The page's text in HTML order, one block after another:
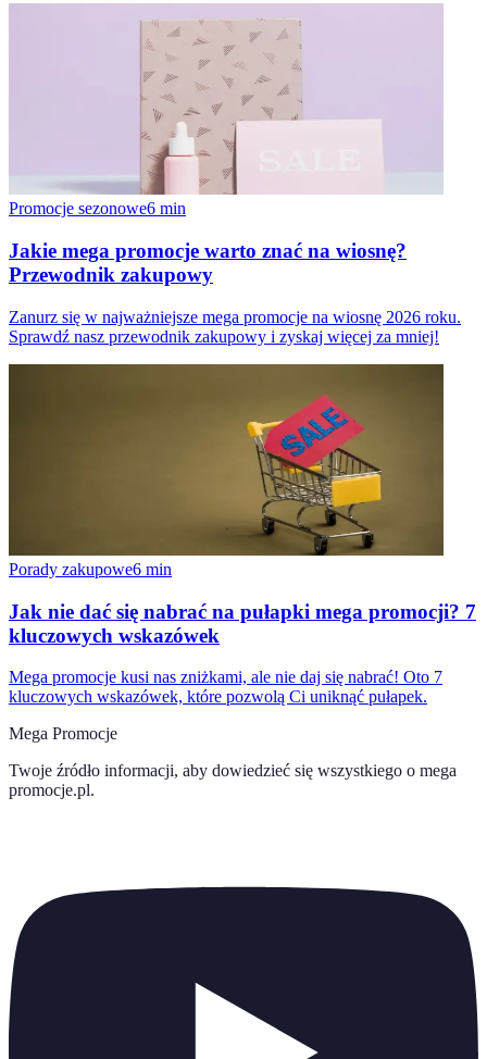
Promocje sezonowe6 min
Jakie mega promocje warto znać na wiosnę?
Przewodnik zakupowy
Zanurz się w najważniejsze mega promocje na wiosnę 2026 roku.
Sprawdź nasz przewodnik zakupowy i zyskaj więcej za mniej!
Porady zakupowe6 min
Jak nie dać się nabrać na pułapki mega promocji? 7
kluczowych wskazówek
Mega promocje kusi nas zniżkami, ale nie daj się nabrać! Oto 7
kluczowych wskazówek, które pozwolą Ci uniknąć pułapek.
Mega Promocje
Twoje źródło informacji, aby dowiedzieć się wszystkiego o mega
promocje.pl.